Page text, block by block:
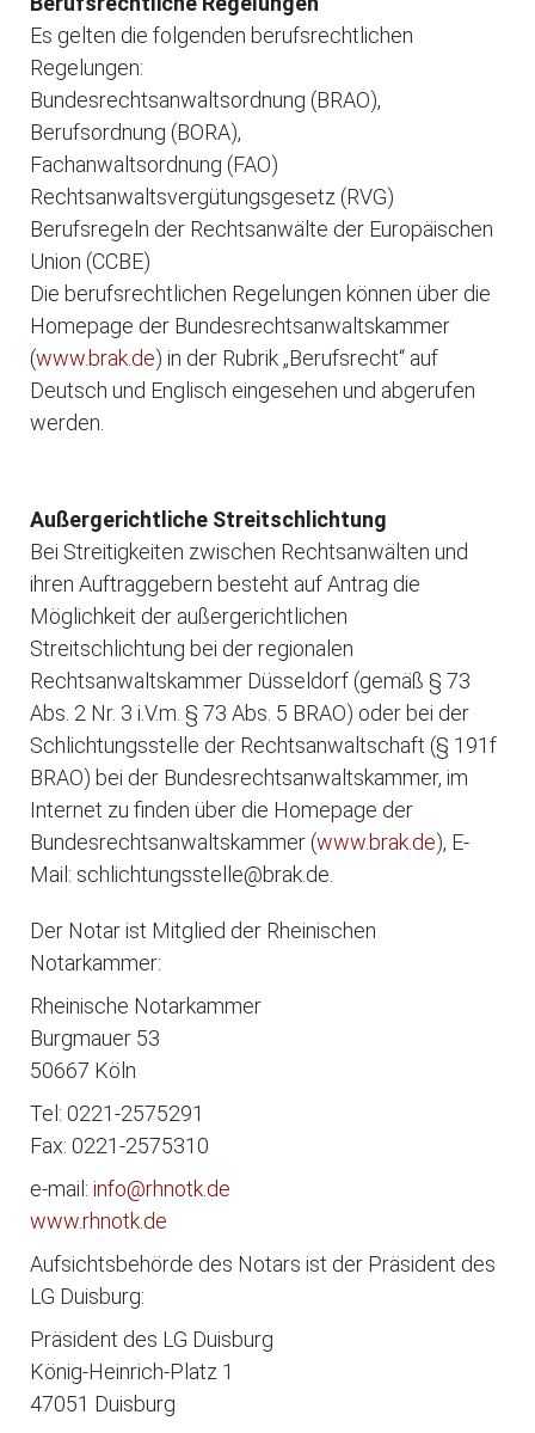
Es gelten die folgenden berufsrechtlichen
Regelungen:
Bundesrechtsanwaltsordnung (BRAO),
Berufsordnung (BORA),
Fachanwaltsordnung (FAO)
Rechtsanwaltsvergütungsgesetz (RVG)
Berufsregeln der Rechtsanwälte der Europäischen
Union (CCBE)
Die berufsrechtlichen Regelungen können über die
Homepage der Bundesrechtsanwaltskammer
(www.brak.de) in der Rubrik „Berufsrecht“ auf
Deutsch und Englisch eingesehen und abgerufen
werden.
Außergerichtliche Streitschlichtung
Bei Streitigkeiten zwischen Rechtsanwälten und
ihren Auftraggebern besteht auf Antrag die
Möglichkeit der außergerichtlichen
Streitschlichtung bei der regionalen
Rechtsanwaltskammer Düsseldorf (gemäß § 73
Abs. 2 Nr. 3 i.V.m. § 73 Abs. 5 BRAO) oder bei der
Schlichtungsstelle der Rechtsanwaltschaft (§ 191f
BRAO) bei der Bundesrechtsanwaltskammer, im
Internet zu finden über die Homepage der
Bundesrechtsanwaltskammer (www.brak.de), E-
Mail: schlichtungsstelle@brak.de.
Der Notar ist Mitglied der Rheinischen
Notarkammer:
Rheinische Notarkammer
Burgmauer 53
50667 Köln
Tel: 0221-2575291
Fax: 0221-2575310
e-mail: info@rhnotk.de
www.rhnotk.de
Aufsichtsbehörde des Notars ist der Präsident des
LG Duisburg:
Präsident des LG Duisburg
König-Heinrich-Platz 1
47051 Duisburg